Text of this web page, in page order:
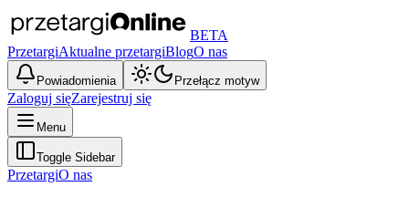
BETA
PrzetargiAktualne przetargiBlogO nas
Powiadomienia Przełącz motyw
Zaloguj sięZarejestruj się
Menu
Toggle Sidebar
PrzetargiO nas